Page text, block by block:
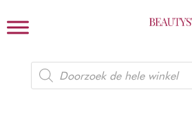
Producten
zoeken